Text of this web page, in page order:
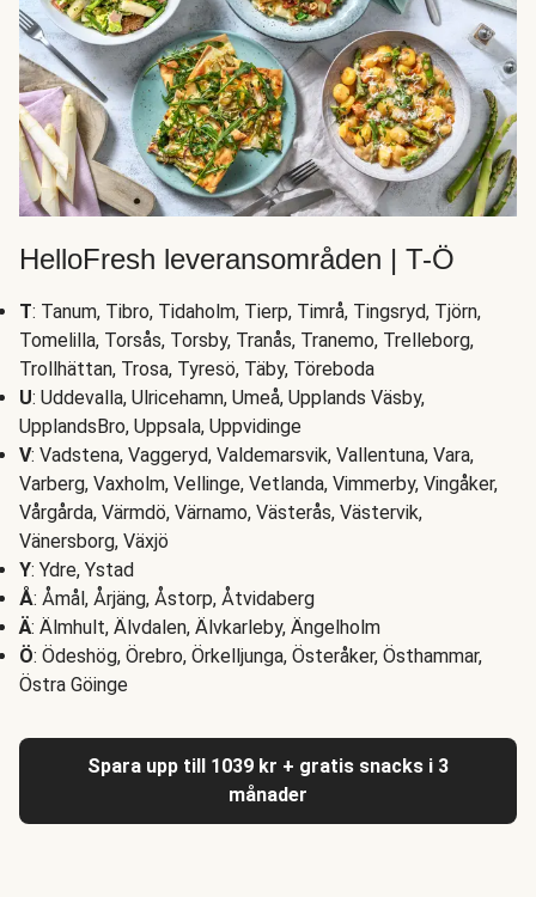
HelloFresh leveransområden | T-Ö
T: Tanum, Tibro, Tidaholm, Tierp, Timrå, Tingsryd, Tjörn,
Tomelilla, Torsås, Torsby, Tranås, Tranemo, Trelleborg,
Trollhättan, Trosa, Tyresö, Täby, Töreboda
U: Uddevalla, Ulricehamn, Umeå, Upplands Väsby,
UpplandsBro, Uppsala, Uppvidinge
V: Vadstena, Vaggeryd, Valdemarsvik, Vallentuna, Vara,
Varberg, Vaxholm, Vellinge, Vetlanda, Vimmerby, Vingåker,
Vårgårda, Värmdö, Värnamo, Västerås, Västervik,
Vänersborg, Växjö
Y: Ydre, Ystad
Å: Åmål, Årjäng, Åstorp, Åtvidaberg
Ä: Älmhult, Älvdalen, Älvkarleby, Ängelholm
Ö: Ödeshög, Örebro, Örkelljunga, Österåker, Östhammar,
Östra Göinge
Spara upp till 1039 kr + gratis snacks i 3
månader